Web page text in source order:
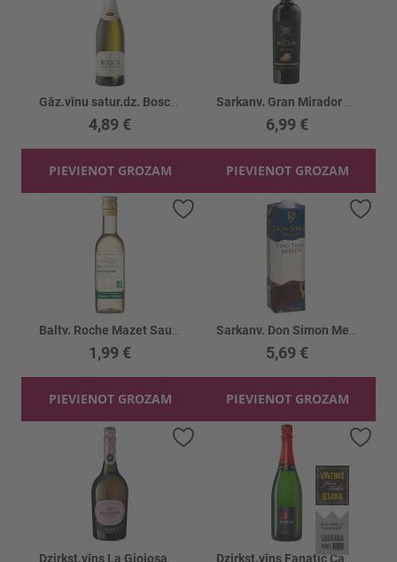
4,89 €
PIEVIENOT GROZAM
6,99 €
PIEVIENOT GROZAM
1,99 €
PIEVIENOT GROZAM
Pievienot vēlmju sarakstam
5,69 €
PIEVIENOT GROZAM
Pievienot vēlmju sarakstam